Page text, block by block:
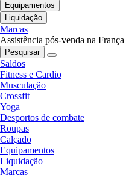
Equipamentos
Liquidação
Marcas
Assistência pós-venda na França
Pesquisar
Saldos
Fitness e Cardio
Musculação
Crossfit
Yoga
Desportos de combate
Roupas
Calçado
Equipamentos
Liquidação
Marcas